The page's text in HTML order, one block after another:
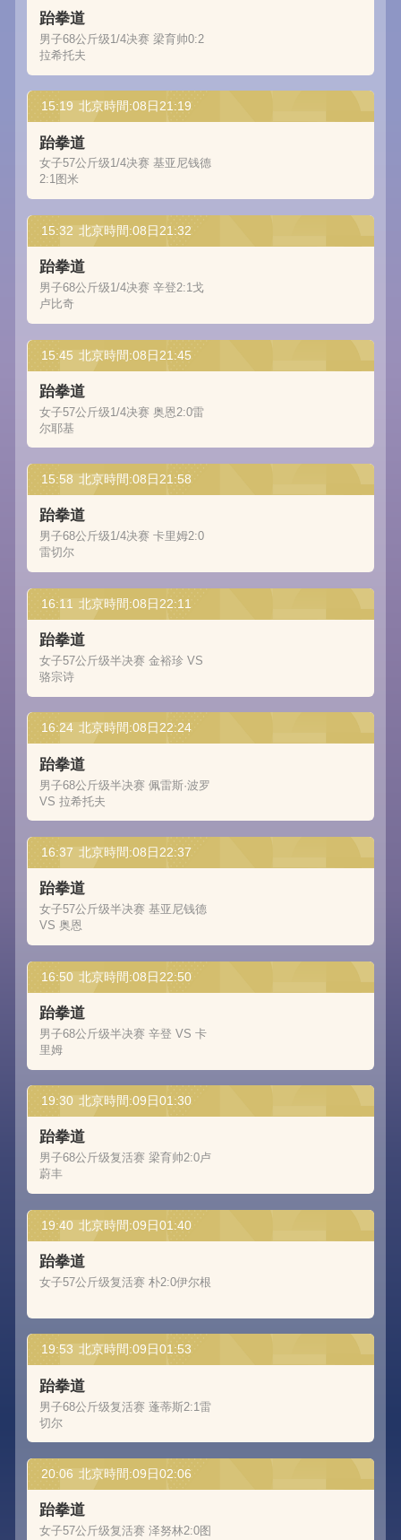
跆拳道
男子68公斤级1/4决赛 梁育帅0:2
拉希托夫
15:19 北京時間:08日21:19
跆拳道
女子57公斤级1/4决赛 基亚尼钱德
2:1图米
15:32 北京時間:08日21:32
跆拳道
男子68公斤级1/4决赛 辛登2:1戈
卢比奇
15:45 北京時間:08日21:45
跆拳道
女子57公斤级1/4决赛 奥恩2:0雷
尔耶基
15:58 北京時間:08日21:58
跆拳道
男子68公斤级1/4决赛 卡里姆2:0
雷切尔
16:11 北京時間:08日22:11
跆拳道
女子57公斤级半决赛 金裕珍 VS
骆宗诗
16:24 北京時間:08日22:24
跆拳道
男子68公斤级半决赛 佩雷斯·波罗
VS 拉希托夫
16:37 北京時間:08日22:37
跆拳道
女子57公斤级半决赛 基亚尼钱德
VS 奥恩
16:50 北京時間:08日22:50
跆拳道
男子68公斤级半决赛 辛登 VS 卡
里姆
19:30 北京時間:09日01:30
跆拳道
男子68公斤级复活赛 梁育帅2:0卢
蔚丰
19:40 北京時間:09日01:40
跆拳道
女子57公斤级复活赛 朴2:0伊尔根
19:53 北京時間:09日01:53
跆拳道
男子68公斤级复活赛 蓬蒂斯2:1雷
切尔
20:06 北京時間:09日02:06
跆拳道
女子57公斤级复活赛 泽努林2:0图